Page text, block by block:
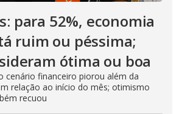
para 52%, economia
ruim ou péssima;
ótima ou boa
cenário financeiro piorou além da
relação ao início do mês; otimismo
recuou